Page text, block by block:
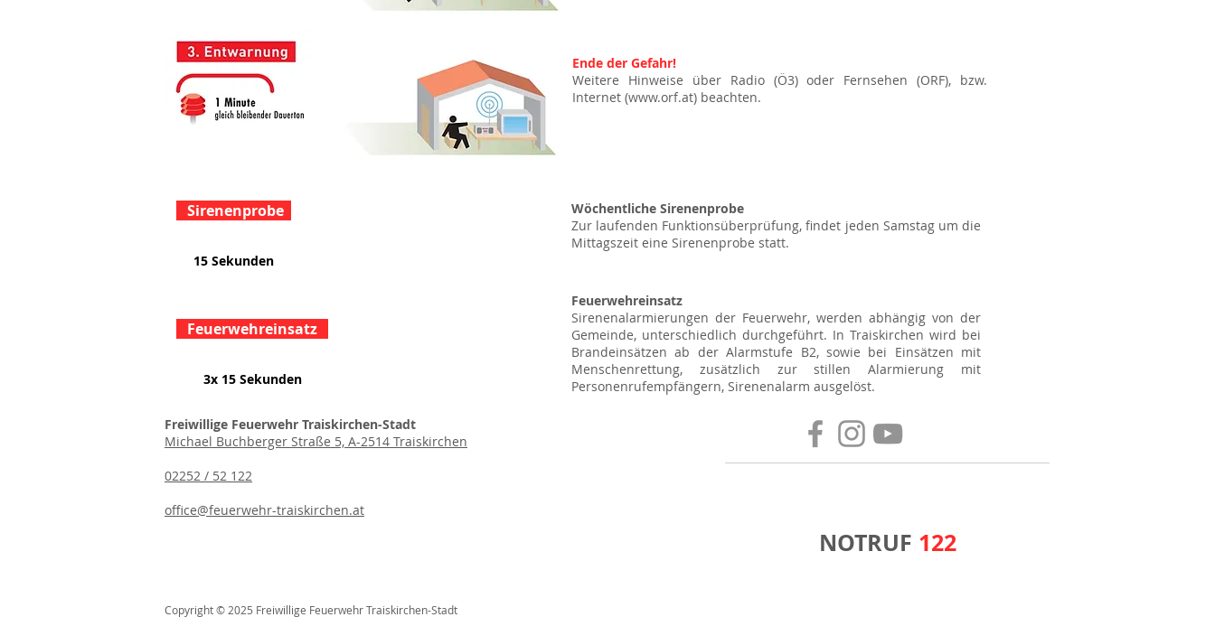
Ende der Gefahr!
Weitere Hinweise über Radio (Ö3) oder Fernsehen (ORF), bzw.
Internet (www.orf.at) beachten.
Sirenenprobe
Wöchentliche Sirenenprobe
Zur laufenden Funktionsüberprüfung, findet jeden Samstag um die
Mittagszeit eine Sirenenprobe statt.
15 Sekunden
Feuerwehreinsatz
3x 15 Sekunden
Feuerwehreinsatz
Sirenenalarmierungen der Feuerwehr, werden abhängig von der
Gemeinde, unterschiedlich durchgeführt. In Traiskirchen wird bei
Brandeinsätzen ab der Alarmstufe B2, sowie bei Einsätzen mit
Menschenrettung, zusätzlich zur stillen Alarmierung mit
Personenrufempfängern, Sirenenalarm ausgelöst.
Freiwillige Feuerwehr Traiskirchen-Stadt
Michael Buchberger Straße 5, A-2514 Traiskirchen
02252 / 52 122
office@feuerwehr-traiskirchen.at
NOTRUF 122
Copyright © 2025 Freiwillige Feuerwehr Traiskirchen-Stadt